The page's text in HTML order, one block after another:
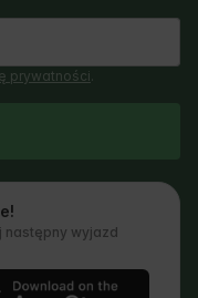
prywatności.
następny wyjazd